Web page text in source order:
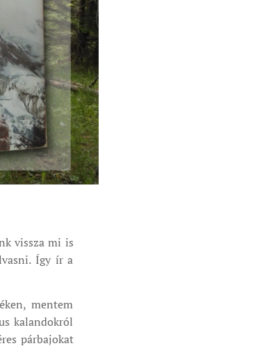
vissza mi is
Így ír a
mentem
kalandokról
párbajokat